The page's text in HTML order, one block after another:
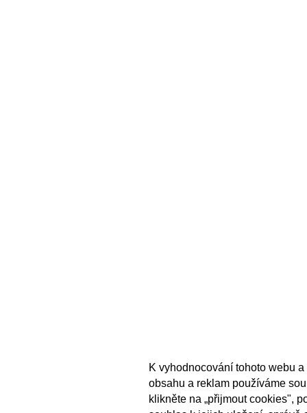
K vyhodnocování tohoto webu
obsahu a reklam používáme
klikněte na „přijmout cookies",